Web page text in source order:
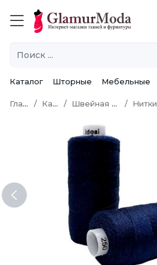
Каталог Шторные Мебельные
Главная Каталог Швейная фурнитура Нитки швейные
Previous